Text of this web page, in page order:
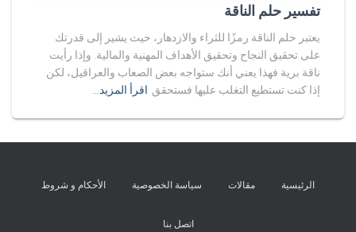
تفسير حلم الناقة
يعتبر حلم الناقة رمزًا للثراء والازدهار، حيث يشير إلى قدرتك
على تحقيق النجاح وتحقيق الأهداف المهنية والمالية. وإذا رأيت
ناقة برية فهذا يعني أنك ستواجه بعض الصعاب والعراقيل، لكن
إذا كنت تستطيع التغلب عليها فستحقق اقرأ المزيد…
الرئيسية مقالات سياسة الخصوصية الأحكام و شروط
اتصل بنا